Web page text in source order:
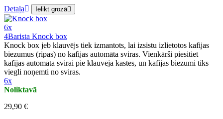
Detaļa Ielikt grozā
6x
4Barista Knock box
Knock box jeb klauvējs tiek izmantots, lai izsistu izlietotos kafijas
biezumus (ripas) no kafijas automāta sviras. Vienkārši piesitiet
kafijas automāta svirai pie klauvēja kastes, un kafijas biezumi tiks
viegli noņemti no sviras.
6x
Noliktavā
29,90 €